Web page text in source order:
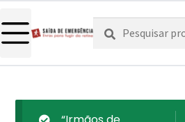
Pesquisar
por:
Pesquisa